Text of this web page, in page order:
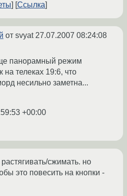
Ссылка
от svyat27.07.2007 08:24:08
панорамный режим
на телеках 19:6, что
несильно заметна...
+00:00
сжимать. но
это повесить на кнопки -